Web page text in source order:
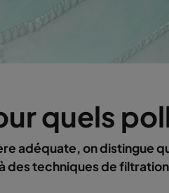
quels
adéquate, on distingue
des techniques de